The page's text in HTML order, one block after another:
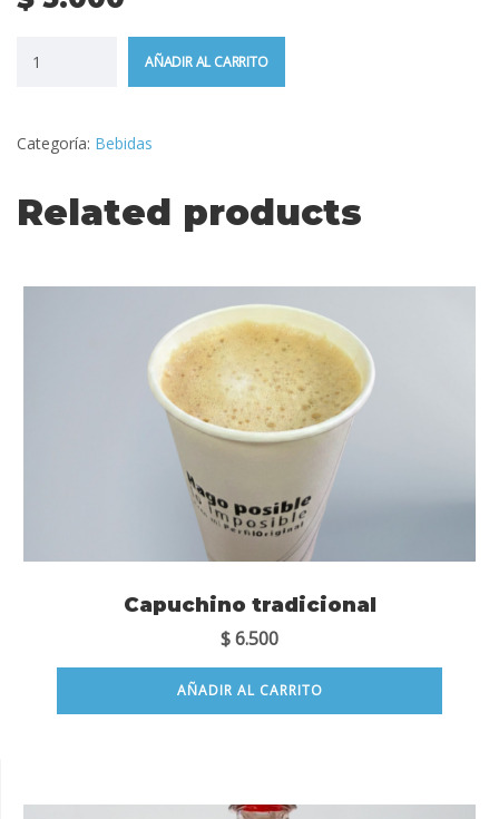
AÑADIR AL CARRITO
Categoría: Bebidas
Related products
Capuchino tradicional
$6.500
AÑADIR AL CARRITO